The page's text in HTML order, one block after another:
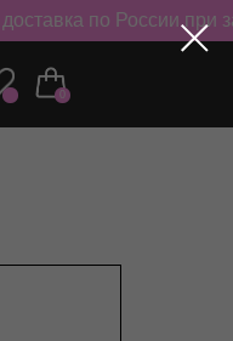
по России при